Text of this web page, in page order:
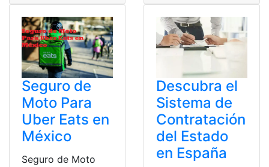
Seguro de
Moto Para
Uber Eats en
México
Seguro de Moto
Descubra el
Sistema de
Contratación
del Estado
en España